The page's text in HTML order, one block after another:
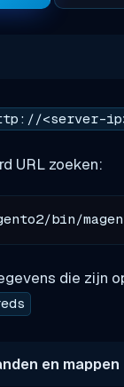
<server-
URL zoeken:
die zijn
en mappen